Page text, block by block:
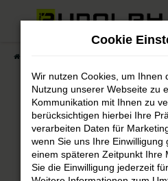
Zum
Autohaus
Cookie
Wir nutzen Cookies, um Ihnen
Nutzung unserer Webseite zu
Kommunikation mit Ihnen zu
berücksichtigen hierbei Ihre
verarbeiten Daten für
wenn Sie uns Ihre Einwilligung
einem späteren Zeitpunkt Ihre
Sie die Einwilligung jederzeit